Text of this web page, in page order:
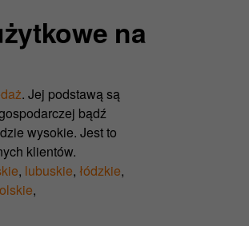
na
daż. Jej podstawą są
bądź
wysokie. Jest to
klientów.
, lubuskie, łódzkie,
,